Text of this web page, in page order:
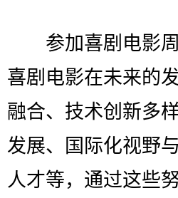
参加喜剧电影周
喜剧电影在未来的
融合、技术创新多
发展、国际化视野
人才等，通过这些